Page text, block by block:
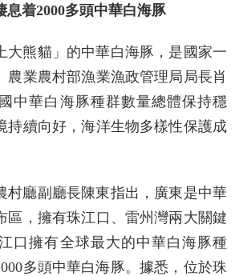
息着2000多頭中華白海豚
大熊貓」的中華白海豚，是國家一
農業農村部漁業漁政管理局局長肖
中華白海豚種群數量總體保持穩
持續向好，海洋生物多樣性保護成
村廳副廳長陳東指出，廣東是中華
區，擁有珠江口、雷州灣兩大關鍵
口擁有全球最大的中華白海豚種
多頭中華白海豚。據悉，位於珠